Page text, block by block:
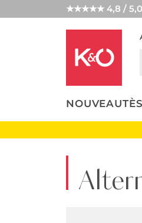
★★★★★ 4,8 / 5,0
NOUVEAUTÈS
LOOKS
WEDDING